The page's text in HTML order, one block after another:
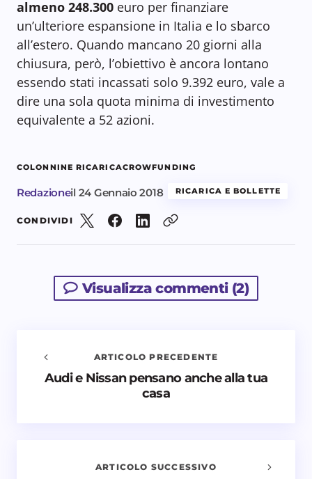
almeno 248.300 euro per finanziare
un’ulteriore espansione in Italia e lo sbarco
all’estero. Quando mancano 20 giorni alla
chiusura, però, l’obiettivo è ancora lontano
essendo stati incassati solo 9.392 euro, vale a
dire una sola quota minima di investimento
equivalente a 52 azioni.
COLONNINE RICARICACROWFUNDING
Redazioneil 24 Gennaio 2018 RICARICA E BOLLETTE
CONDIVIDI
Visualizza commenti (2)
Avvisami quando vengono aggiunti nuovi
ARTICOLO PRECEDENTE
Audi e Nissan pensano anche alla tua
casa
ARTICOLO SUCCESSIVO